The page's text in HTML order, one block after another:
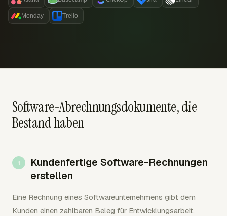
Monday Trello
Software-Abrechnungsdokumente, die
Bestand haben
Kundenfertige Software-Rechnungen
erstellen
Eine Rechnung eines Softwareunternehmens gibt dem
Kunden einen zahlbaren Beleg für Entwicklungsarbeit,